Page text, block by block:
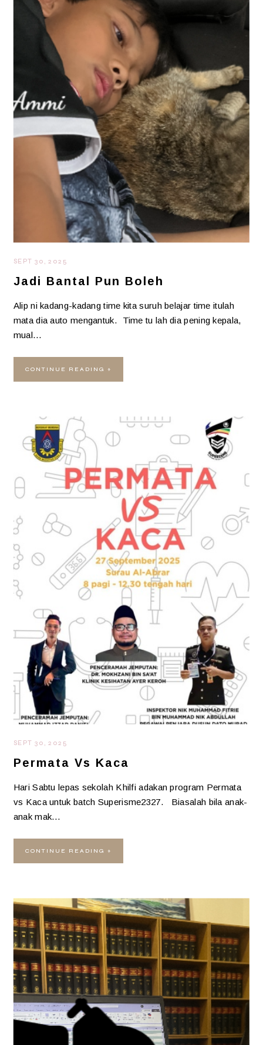
SEPT 30, 2025
Jadi Bantal Pun Boleh
Alip ni kadang-kadang time kita suruh belajar time itulah
mata dia auto mengantuk. Time tu lah dia pening kepala,
mual…
CONTINUE READING »
SEPT 30, 2025
Permata Vs Kaca
Hari Sabtu lepas sekolah Khilfi adakan program Permata
vs Kaca untuk batch Superisme2327. Biasalah bila anak-
anak mak…
CONTINUE READING »